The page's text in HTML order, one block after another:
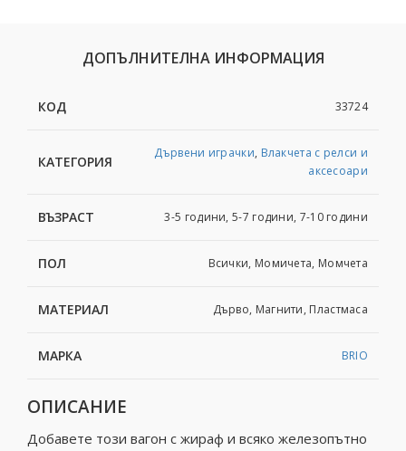
ДОПЪЛНИТЕЛНА ИНФОРМАЦИЯ
КОД 33724
КАТЕГОРИЯ
Дървени играчки, Влакчета с релси и
аксесоари
ВЪЗРАСТ 3-5 години, 5-7 години, 7-10 години
ПОЛ Всички, Момичета, Момчета
МАТЕРИАЛ Дърво, Магнити, Пластмаса
МАРКА BRIO
ОПИСАНИЕ
Добавете този вагон с жираф и всяко железопътно